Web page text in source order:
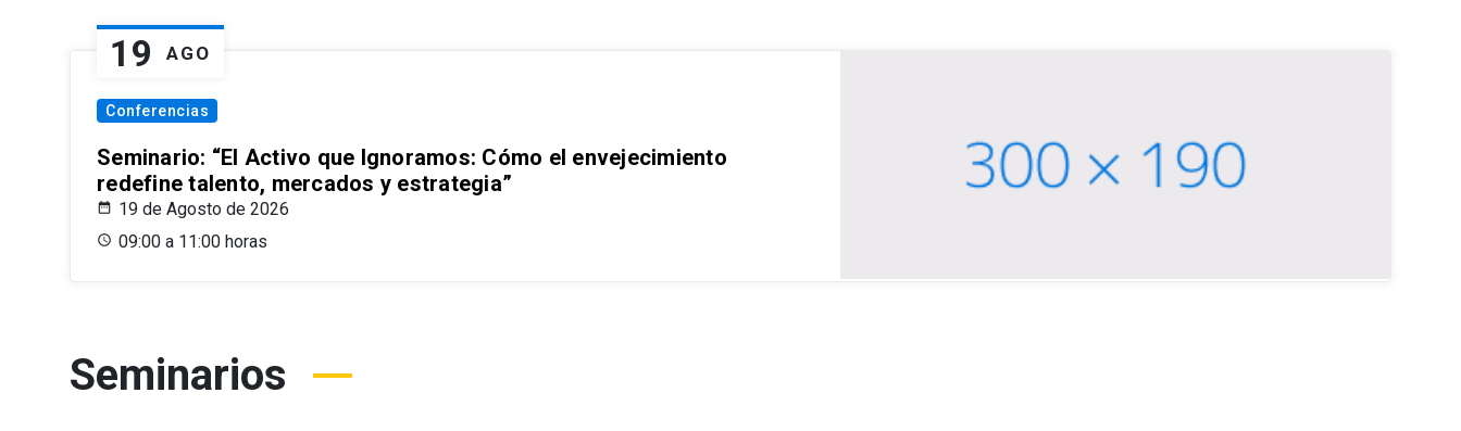
19 AGO
Conferencias
Seminario: “El Activo que Ignoramos: Cómo el envejecimiento
redefine talento, mercados y estrategia”
19 de Agosto de 2026
09:00 a 11:00 horas
Seminarios